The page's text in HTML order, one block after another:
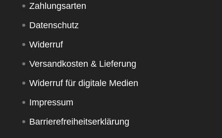
Zahlungsarten
Datenschutz
Widerruf
Versandkosten & Lieferung
Widerruf für digitale Medien
Impressum
Barrierefreiheitserklärung